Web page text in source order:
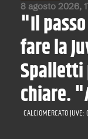
8 agosto 2026,
"Il
fare la
Spalletti
chiare.
CALCIOMERCATO